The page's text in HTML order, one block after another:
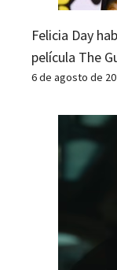
Felicia Day
película The
6 de agosto de